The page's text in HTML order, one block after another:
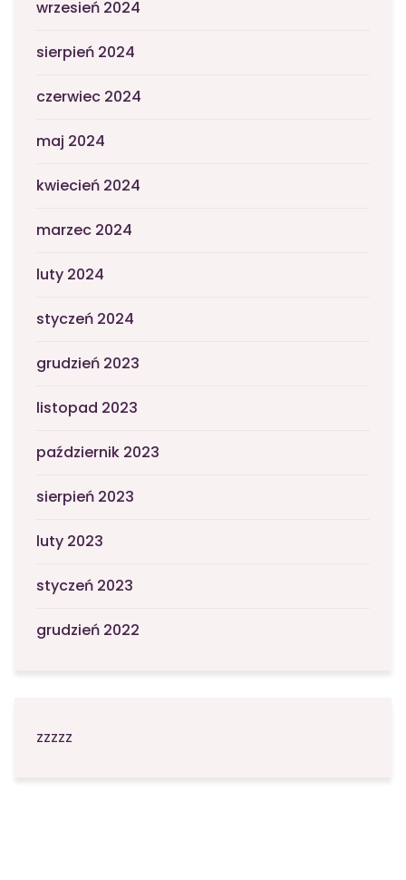
wrzesień 2024
sierpień 2024
czerwiec 2024
maj 2024
kwiecień 2024
marzec 2024
luty 2024
styczeń 2024
grudzień 2023
listopad 2023
październik 2023
sierpień 2023
luty 2023
styczeń 2023
grudzień 2022
zzzzz